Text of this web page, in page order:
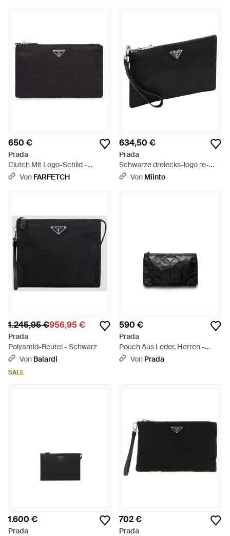
650 €
Prada
Clutch Mit Logo-Schild -
Schwarz
Von FARFETCH
634,50 €
Prada
Schwarze dreiecks-logo re-
nylon pouch tasche - Schwarz
Von Miinto
1.245,95 €956,95 €
Prada
Polyamid-Beutel - Schwarz
Von Balardi
SALE
590 €
Prada
Pouch Aus Leder, Herren -
Schwarz
Von Prada
1.600 €
Prada
702 €
Prada